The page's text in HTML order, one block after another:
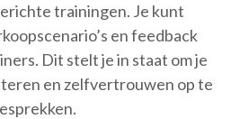
trainingen. Je kunt
en feedback
Dit stelt je in staat om je
en zelfvertrouwen op te